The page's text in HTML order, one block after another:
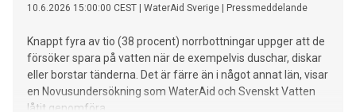
10.6.2026 15:00:00 CEST WaterAid Sverige Pressmeddelande
Knappt fyra av tio (38 procent) norrbottningar uppger att de
försöker spara på vatten när de exempelvis duschar, diskar
eller borstar tänderna. Det är färre än i något annat län, visar
en Novusundersökning som WaterAid och Svenskt Vatten
låtit genomföra.